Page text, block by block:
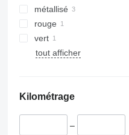
métallisé
rouge
vert
tout afficher
Kilométrage
–